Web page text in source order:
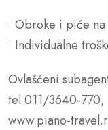
• Obroke i piće
• Individualne
Ovlašćeni
tel 011/3640-770,
www.piano-